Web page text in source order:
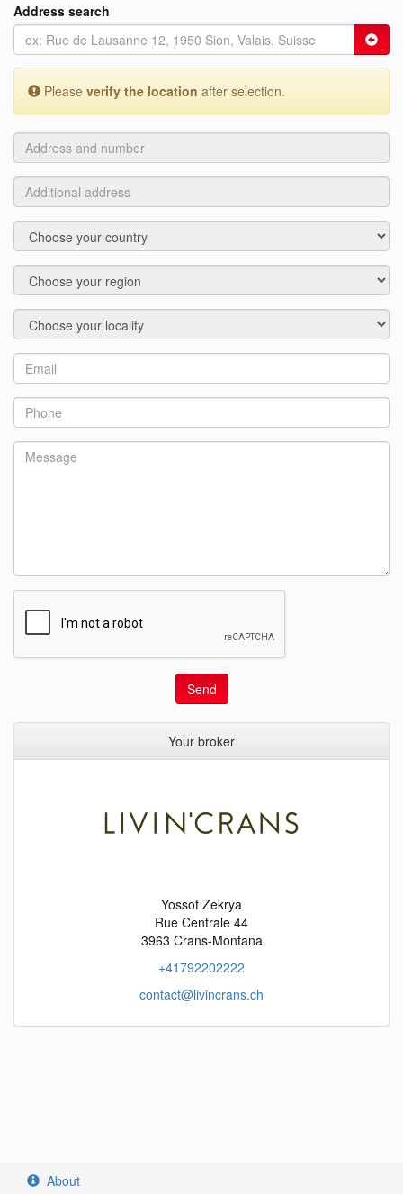
Address search
Please verify the location after selection.
Address
and
number
Additional
address
Country
Region
Locality
Send
Your broker
Yossof Zekrya
Rue Centrale 44
3963 Crans-Montana
+41792202222
contact@livincrans.ch
About